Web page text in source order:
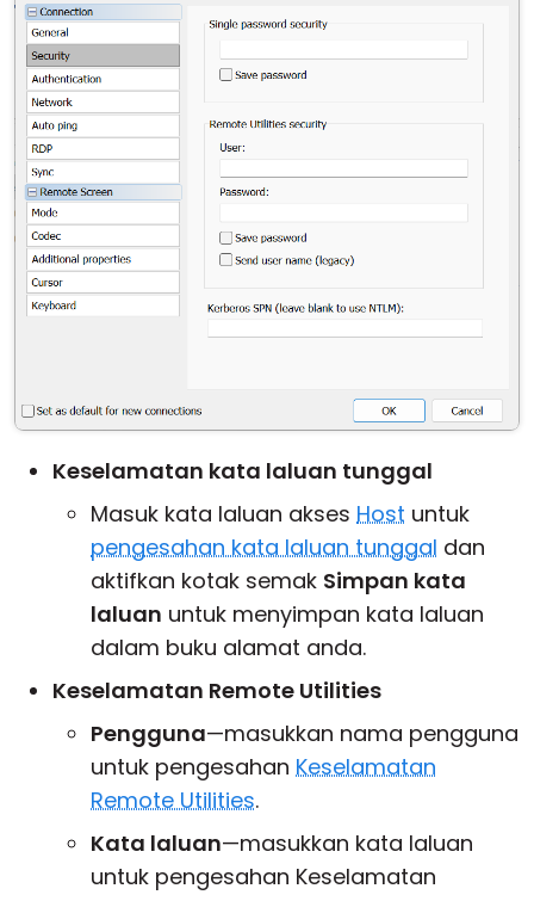
Keselamatan kata laluan tunggal
Masuk kata laluan akses Host untuk
pengesahan kata laluan tunggal dan
aktifkan kotak semak Simpan kata
laluan untuk menyimpan kata laluan
dalam buku alamat anda.
Keselamatan Remote Utilities
Pengguna—masukkan nama pengguna
untuk pengesahan Keselamatan
Remote Utilities.
Kata laluan—masukkan kata laluan
untuk pengesahan Keselamatan